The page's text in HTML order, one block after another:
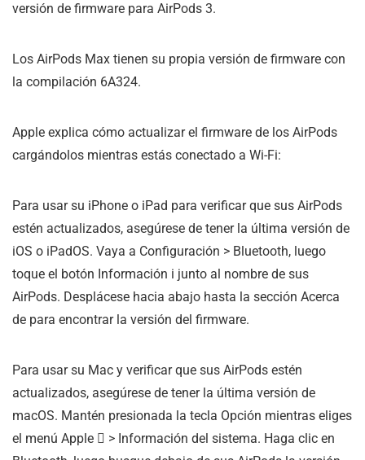
versión de firmware para AirPods 3.
Los AirPods Max tienen su propia versión de firmware con
la compilación 6A324.
Apple explica cómo actualizar el firmware de los AirPods
cargándolos mientras estás conectado a Wi-Fi:
Para usar su iPhone o iPad para verificar que sus AirPods
estén actualizados, asegúrese de tener la última versión de
iOS o iPadOS. Vaya a Configuración > Bluetooth, luego
toque el botón Información i junto al nombre de sus
AirPods. Desplácese hacia abajo hasta la sección Acerca
de para encontrar la versión del firmware.
Para usar su Mac y verificar que sus AirPods estén
actualizados, asegúrese de tener la última versión de
macOS. Mantén presionada la tecla Opción mientras eliges
el menú Apple  > Información del sistema. Haga clic en